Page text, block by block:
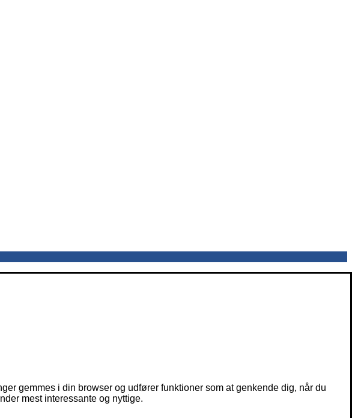
gemmes i din browser og udfører funktioner som at genkende dig, når du
mest interessante og nyttige.